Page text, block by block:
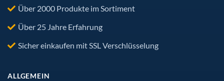
Über 2000 Produkte im Sortiment
Über 25 Jahre Erfahrung
Sicher einkaufen mit SSL Verschlüsselung
ALLGEMEIN